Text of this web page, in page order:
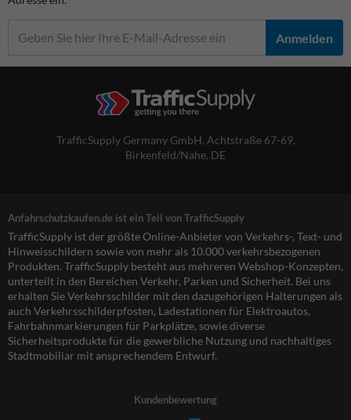
Anmelden
TrafficSupply Germany GmbH, Achtstraße 67-69,
Birkenfeld/Nahe, DE
Anfahrschutzkaufen.de ist ein Teil von TrafficSupply
TrafficSupply ist der größte Online-Anbieter von Verkehrs-, Text- und
Hinweisschildern sowie von mehr als 10.000 verkehrsbezogenen
Produkten. TrafficSupply besteht aus mehreren Webshop-Konzepten,
unterteilt in den Bereichen Verkehr, Parken und Sicherheit. Bei uns
erhalten Sie Verkehrsschilder mit den dazugehörigen Halterungen als
auch Verkehrsschilderpfosten, Ladestationen für Elektroautos,
Fahrbahnmarkierungen für Parkplätze, sowie diverse
Sicherheitsprodukte für die gewerbliche Nutzung und nachhaltiges
Stadtmobiliar mit ansprechendem Entwurf.
Kundenbewertung